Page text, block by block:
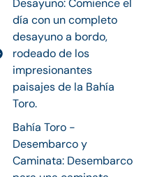
Desayuno: Comience el
día con un completo
desayuno a bordo,
rodeado de los
impresionantes
paisajes de la Bahía
Toro.
Bahía Toro -
Desembarco y
Caminata: Desembarco